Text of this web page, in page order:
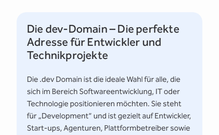
Die dev-Domain – Die perfekte
Adresse für Entwickler und
Technikprojekte
Die .dev Domain ist die ideale Wahl für alle, die
sich im Bereich Softwareentwicklung, IT oder
Technologie positionieren möchten. Sie steht
für „Development“ und ist gezielt auf Entwickler,
Start-ups, Agenturen, Plattformbetreiber sowie